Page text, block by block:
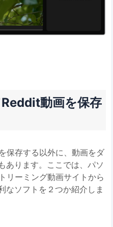
動画を保存
保存する以外に、動画をダ
あります。ここでは、パソ
リーミング動画サイトから
なソフトを２つか紹介しま